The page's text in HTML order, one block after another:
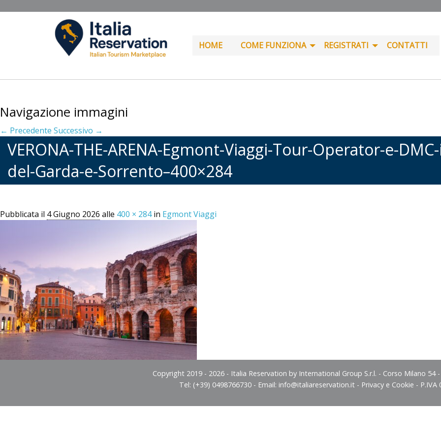
HOME COME FUNZIONA REGISTRATI CONTATTI
Navigazione immagini
← Precedente Successivo →
VERONA-THE-ARENA-Egmont-Viaggi-Tour-Operator-e-
del-Garda-e-Sorrento–400×284
Pubblicata il 4 Giugno 2026 alle 400 × 284in Egmont Viaggi
Copyright 2019 - 2026 - Italia Reservation by International Group S.r.l. - Corso Milano 54
Tel: (+39) 0498766730 - Email: info@italiareservation.it - Privacy e Cookie - P.IVA